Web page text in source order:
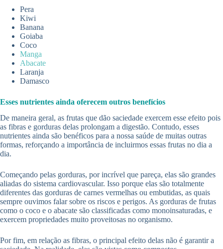
Pera
Kiwi
Banana
Goiaba
Coco
Manga
Abacate
Laranja
Damasco
Esses nutrientes ainda oferecem outros benefícios
De maneira geral, as frutas que dão saciedade exercem esse efeito pois
as fibras e gorduras delas prolongam a digestão. Contudo, esses
nutrientes ainda são benéficos para a nossa saúde de muitas outras
formas, reforçando a importância de incluirmos essas frutas no dia a
dia.
Começando pelas gorduras, por incrível que pareça, elas são grandes
aliadas do sistema cardiovascular. Isso porque elas são totalmente
diferentes das gorduras de carnes vermelhas ou embutidas, as quais
sempre ouvimos falar sobre os riscos e perigos. As gorduras de frutas
como o coco e o abacate são classificadas como monoinsaturadas, e
exercem propriedades muito proveitosas no organismo.
Por fim, em relação as fibras, o principal efeito delas não é garantir a